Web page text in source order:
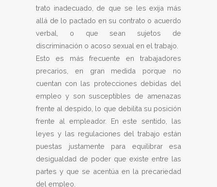
trato inadecuado, de que se les exija más
allá de lo pactado en su contrato o acuerdo
verbal, o que sean sujetos de
discriminación o acoso sexual en el trabajo.
Esto es más frecuente en trabajadores
precarios, en gran medida porque no
cuentan con las protecciones debidas del
empleo y son susceptibles de amenazas
frente al despido, lo que debilita su posición
frente al empleador. En este sentido, las
leyes y las regulaciones del trabajo están
puestas justamente para equilibrar esa
desigualdad de poder que existe entre las
partes y que se acentúa en la precariedad
del empleo.